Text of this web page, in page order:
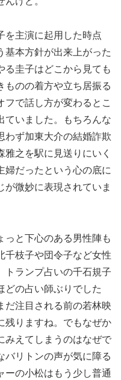
を主演に起用した時点
基本方針が出来上がった
る圭子はどこから見ても
ものの着方や立ち居振る
で話し方が変わるとこ
ていました。もちろんな
わず加東大介の結婚詐欺
之を駅に見送りにいく
婦だったという心の底に
が微妙に表現されていま
っと下心のある男性陣も
千枝子や団令子など女性
トランプ占いの千石規子
どの占い師ぶりでした
だ注目される前の若林映
残りますね。でもなぜか
みえてしまうのはなぜで
バリトンの声が気に障る
ーの小松はもう少し普通